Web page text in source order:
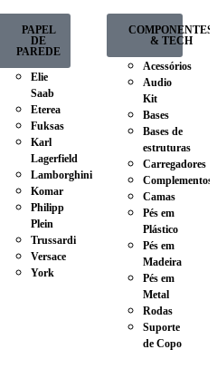
PAPEL
DE
PAREDE
Elie
Saab
Eterea
Fuksas
Karl
Lagerfield
Lamborghini
Komar
Philipp
Plein
Trussardi
Versace
York
COMPONENTES
& TECH
Acessórios
Audio
Kit
Bases
Bases de
estruturas
Carregadores
Complementos
Camas
Pés em
Plástico
Pés em
Madeira
Pés em
Metal
Rodas
Suporte
de Copo